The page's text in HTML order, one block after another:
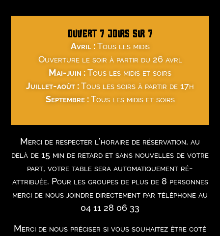
OUVERT 7 JOURS SUR 7
Avril :Tous les midis
Ouverture le soir à partir du 26 avrl
Mai-juin :Tous les midis et soirs
Juillet-août :Tous les soirs à partir de 17h
Septembre :Tous les midis et soirs
Merci de respecter l’horaire de réservation, au
delà de 15 min de retard et sans nouvelles de votre
part, votre table sera automatiquement ré-
attribuée. Pour les groupes de plus de 8 personnes
merci de nous joindre directement par téléphone au
04 11 28 06 33
Merci de nous préciser si vous souhaitez être coté